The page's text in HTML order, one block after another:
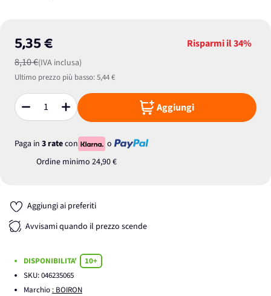
5,35 €
8,10 €(IVA inclusa)
Risparmi il34%
Ultimo prezzo più basso:5,44 €
Quantità Aggiungi
Paga in 3 ratecon
o
Ordine minimo 24,90 €
Aggiungi ai preferiti
Avvisami quando il prezzo scende
DISPONIBILITA'
10+
SKU:046235065
Marchio : BOIRON